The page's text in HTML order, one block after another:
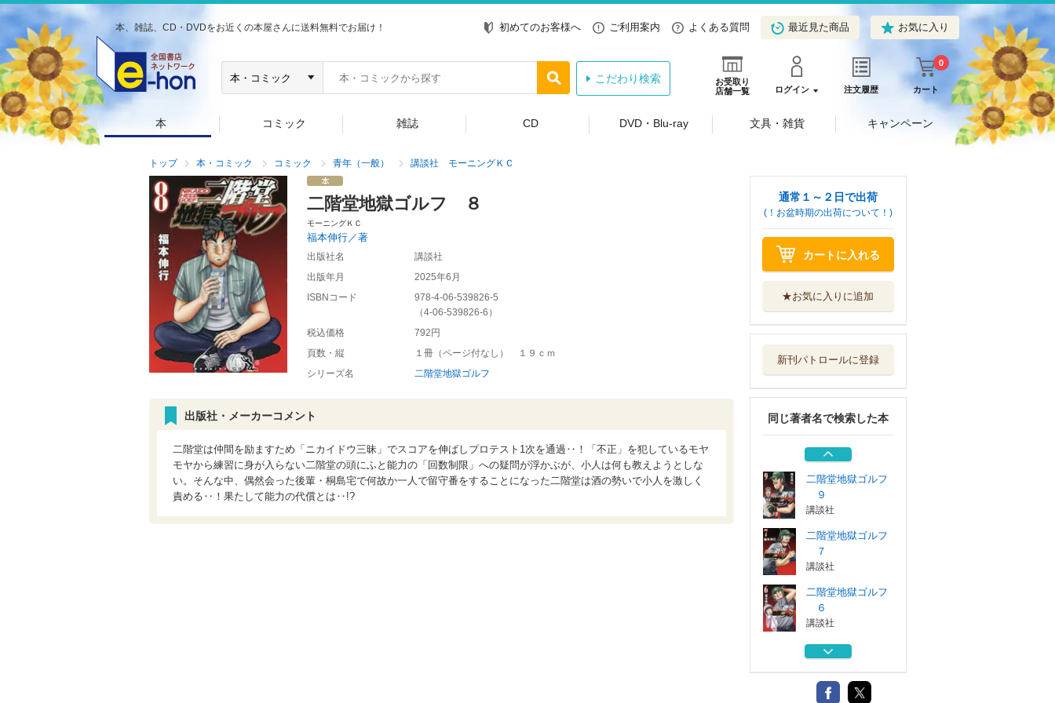
本、雑誌、CD・DVDをお近くの本屋さんに送料無料でお届け！ 初めてのお客様へ ご利用案内 よくある質問 最近見た商品 お気に入り
お受取り
店舗一覧
ログイン 注文履歴 カート
0
こだわり検索
本 コミック 雑誌 CD DVD・Blu-ray 文具・雑貨 キャンペーン
トップ 本・コミック コミック 青年（一般） 講談社 モーニングＫＣ
二階堂地獄ゴルフ ８
モーニングＫＣ
福本伸行／著
出版社名
講談社
出版年月
2025年6月
ISBNコード
978-4-06-539826-5
（4-06-539826-6 ）
税込価格
792円
頁数・縦
１冊（ページ付なし） １９ｃｍ
シリーズ名
二階堂地獄ゴルフ
出版社・メーカーコメント
二階堂は仲間を励ますため「ニカイドウ三昧」でスコアを伸ばしプロテスト1次を通過‥！「不正」を犯しているモヤ
モヤから練習に身が入らない二階堂の頭にふと能力の「回数制限」への疑問が浮かぶが、小人は何も教えようとしな
い。そんな中、偶然会った後輩・桐島宅で何故か一人で留守番をすることになった二階堂は酒の勢いで小人を激しく
責める‥！果たして能力の代償とは‥!?
通常１～２日で出荷
(！お盆時期の出荷について！)
カートに入れる
★お気に入りに追加
新刊パトロールに登録
同じ著者名で検索した本
二階堂地獄ゴルフ
６
老境博徒伝ＳＯＧ
竹書房
二階堂地獄ゴルフ
５
講談社
二階堂地獄ゴルフ
９
講談社
二階堂地獄ゴルフ
７
講談社
二階堂地獄ゴルフ
６
講談社
老境博徒伝ＳＯＧ
竹書房